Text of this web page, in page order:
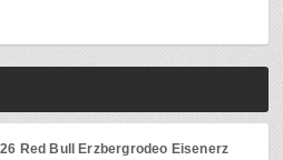
Red Bull Erzbergrodeo Eisenerz